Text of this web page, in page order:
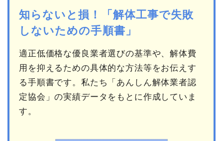
知らないと損！「解体工事で失敗
しないための手順書」
適正低価格な優良業者選びの基準や、解体費
用を抑えるための具体的な方法等をお伝えす
る手順書です。私たち「あんしん解体業者認
定協会」の実績データをもとに作成していま
す。